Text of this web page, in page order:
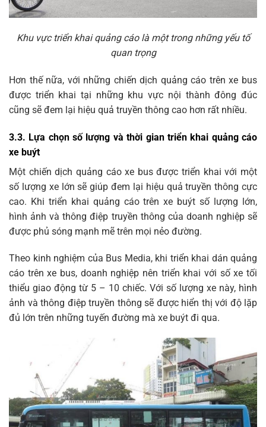
Khu vực triển khai quảng cáo là một trong những yếu tố
quan trọng
Hơn thế nữa, với những chiến dịch quảng cáo trên xe bus
được triển khai tại những khu vực nội thành đông đúc
cũng sẽ đem lại hiệu quả truyền thông cao hơn rất nhiều.
3.3. Lựa chọn số lượng và thời gian triển khai quảng cáo
xe buýt
Một chiến dịch quảng cáo xe bus được triển khai với một
số lượng xe lớn sẽ giúp đem lại hiệu quả truyền thông cực
cao. Khi triển khai quảng cáo trên xe buýt số lượng lớn,
hình ảnh và thông điệp truyền thông của doanh nghiệp sẽ
được phủ sóng mạnh mẽ trên mọi nẻo đường.
Theo kinh nghiệm của Bus Media, khi triển khai dán quảng
cáo trên xe bus, doanh nghiệp nên triển khai với số xe tối
thiểu giao động từ 5 – 10 chiếc. Với số lượng xe này, hình
ảnh và thông điệp truyền thông sẽ được hiển thị với độ lặp
đủ lớn trên những tuyến đường mà xe buýt đi qua.